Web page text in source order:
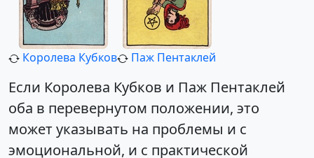
Королева Кубков Паж Пентаклей
Если Королева Кубков и Паж Пентаклей
оба в перевернутом положении, это
может указывать на проблемы и с
эмоциональной, и с практической